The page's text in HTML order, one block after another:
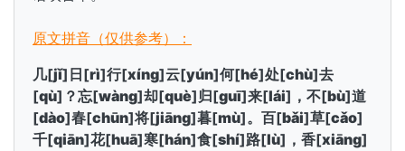
原文拼音（仅供参考）：
几[jǐ]日[rì]行[xíng]云[yún]何[hé]处[chù]去
[qù]？忘[wàng]却[què]归[guī]来[lái]，不[bù]道
[dào]春[chūn]将[jiāng]暮[mù]。百[bǎi]草[cǎo]
千[qiān]花[huā]寒[hán]食[shí]路[lù]，香[xiāng]